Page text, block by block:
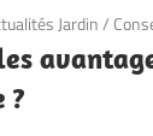
Jardin/
?